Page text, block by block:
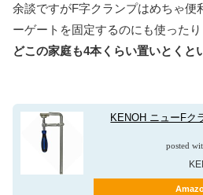
余談ですがF字クランプはめちゃ便
ーゲートを固定するのにも使ったり
どこの家庭も4本くらい置いとくと
KENOH ニューFク
posted